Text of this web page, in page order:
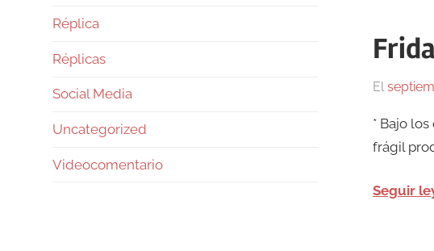
El
* Bajo
frágil
Seguir
Réplica
Réplicas
Social Media
Uncategorized
Videocomentario